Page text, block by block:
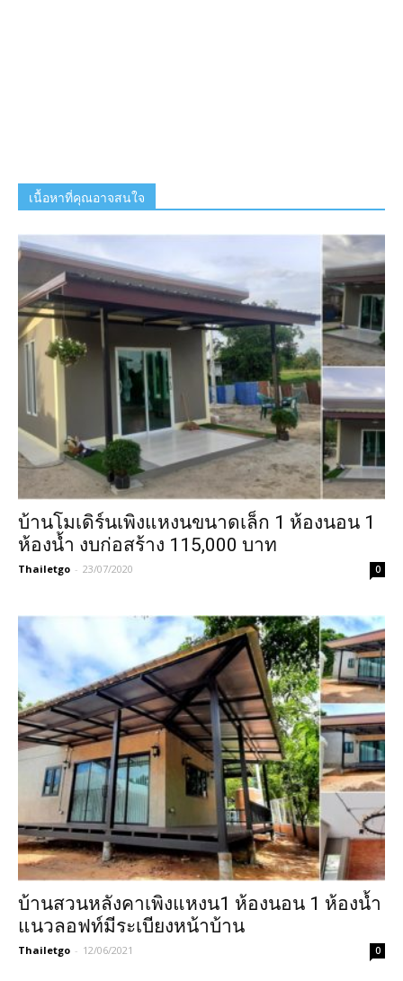
เนื้อหาที่คุณอาจสนใจ
บ้านโมเดิร์นเพิงแหงนขนาดเล็ก 1 ห้องนอน 1
ห้องน้ำ งบก่อสร้าง 115,000 บาท
Thailetgo - 23/07/2020 0
บ้านสวนหลังคาเพิงแหงน1 ห้องนอน 1 ห้องน้ำ
แนวลอฟท์มีระเบียงหน้าบ้าน
Thailetgo - 12/06/2021 0